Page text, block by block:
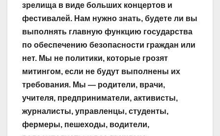
зрелища в виде больших концертов и
фестивалей. Нам нужно знать, будете ли вы
выполнять главную функцию государства
по обеспечению безопасности граждан или
нет. Мы не политики, которые грозят
митингом, если не будут выполнены их
требования. Мы — родители, врачи,
учителя, предприниматели, активисты,
журналисты, управленцы, студенты,
фермеры, пешеходы, водители,